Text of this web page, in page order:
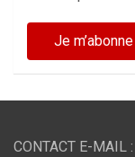
CONTACT E-MAIL :